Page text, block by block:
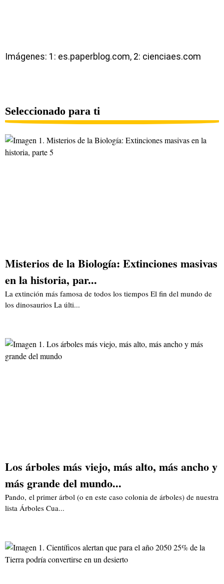
Imágenes: 1: es.paperblog.com, 2: cienciaes.com
Seleccionado para ti
Misterios de la Biología: Extinciones masivas
en la historia, par...
La extinción más famosa de todos los tiempos El fin del mundo de
los dinosaurios La últi...
Los árboles más viejo, más alto, más ancho y
más grande del mundo...
Pando, el primer árbol (o en este caso colonia de árboles) de nuestra
lista Árboles Cua...